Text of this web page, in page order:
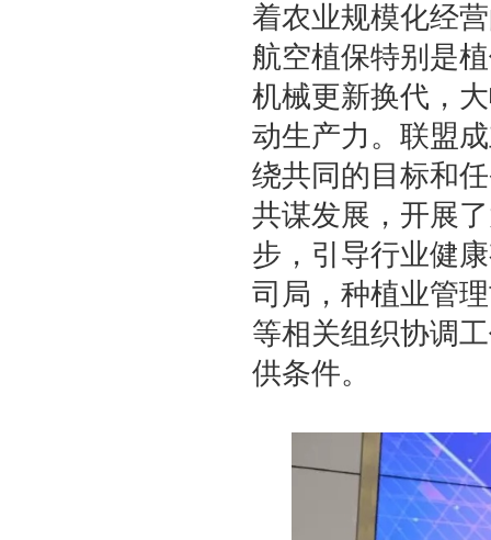
着农业规模化经
航空植保特别是
机械更新换代，
动生产力。联盟
绕共同的目标和
共谋发展，开展
步，引导行业健
司局，种植业管
等相关组织协调
供条件。